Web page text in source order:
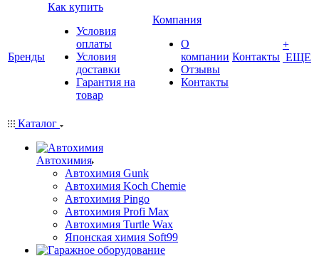
Бренды
Как купить
Условия
оплаты
Условия
доставки
Гарантия на
товар
Компания
О
компании
Отзывы
Контакты
Контакты
+
ЕЩЕ
Каталог
Автохимия
Автохимия Gunk
Автохимия Koch Chemie
Автохимия Pingo
Автохимия Profi Max
Автохимия Turtle Wax
Японская химия Soft99